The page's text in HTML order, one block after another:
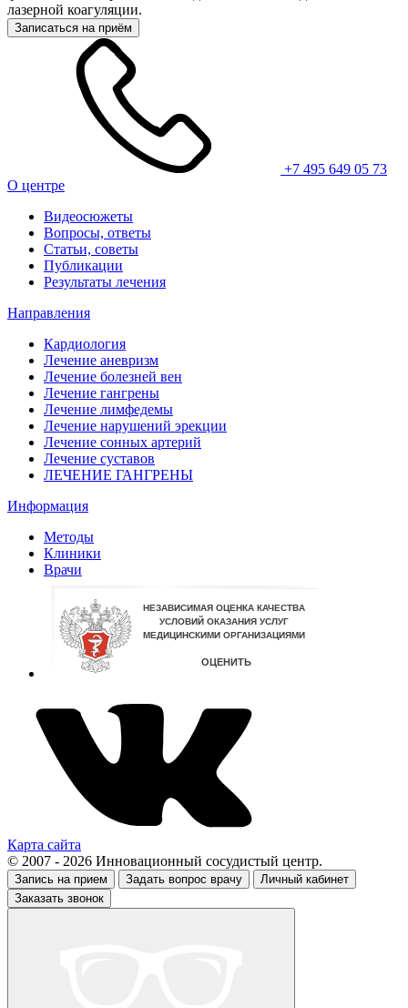
лазерной коагуляции.
Записаться на приём
+7 495 649 05 73
О центре
Видеосюжеты
Вопросы, ответы
Статьи, советы
Публикации
Результаты лечения
Направления
Кардиология
Лечение аневризм
Лечение болезней вен
Лечение гангрены
Лечение лимфедемы
Лечение нарушений эрекции
Лечение сонных артерий
Лечение суставов
ЛЕЧЕНИЕ ГАНГРЕНЫ
Информация
Методы
Клиники
Врачи
Карта сайта
© 2007 - 2026 Инновационный сосудистый центр.
Запись на прием Задать вопрос врачу
Личный кабинет
Заказать звонок